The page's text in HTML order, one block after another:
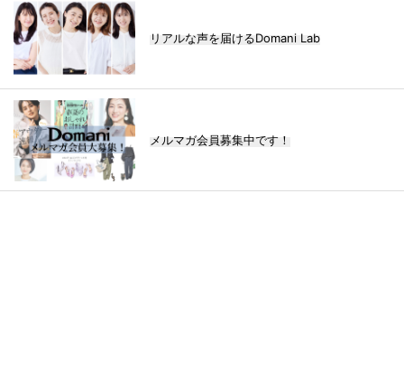
リアルな声を届けるDomani Lab
メルマガ会員募集中です！